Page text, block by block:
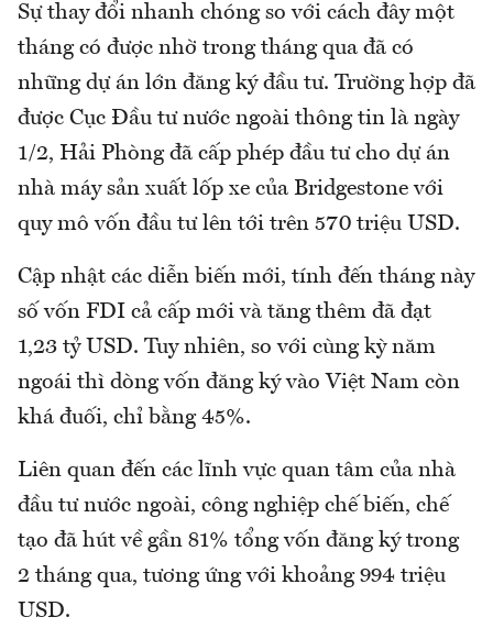
Sự thay đổi nhanh chóng so với cách đây một
tháng có được nhờ trong tháng qua đã có
những dự án lớn đăng ký đầu tư. Trường hợp đã
được Cục Đầu tư nước ngoài thông tin là ngày
1/2, Hải Phòng đã cấp phép đầu tư cho dự án
nhà máy sản xuất lốp xe của Bridgestone với
quy mô vốn đầu tư lên tới trên 570 triệu USD.
Cập nhật các diễn biến mới, tính đến tháng này
số vốn FDI cả cấp mới và tăng thêm đã đạt
1,23 tỷ USD. Tuy nhiên, so với cùng kỳ năm
ngoái thì dòng vốn đăng ký vào Việt Nam còn
khá đuối, chỉ bằng 45%.
Liên quan đến các lĩnh vực quan tâm của nhà
đầu tư nước ngoài, công nghiệp chế biến, chế
tạo đã hút về gần 81% tổng vốn đăng ký trong
2 tháng qua, tương ứng với khoảng 994 triệu
USD.